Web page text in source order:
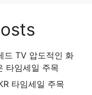
드 TV 압도적인 화
타임세일 주목
타임세일 주목